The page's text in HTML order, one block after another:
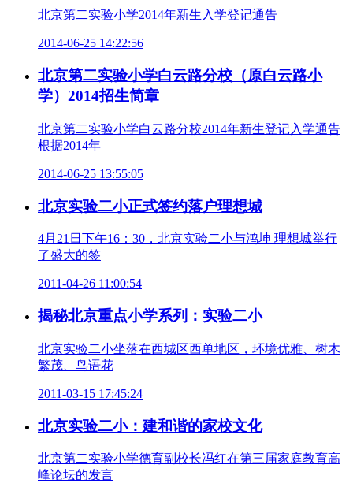
北京第二实验小学2014年新生入学登记通告
2014-06-25 14:22:56
北京第二实验小学白云路分校（原白云路小
学）2014招生简章
北京第二实验小学白云路分校2014年新生登记入学通告
根据2014年
2014-06-25 13:55:05
北京实验二小正式签约落户理想城
4月21日下午16：30，北京实验二小与鸿坤 理想城举行
了盛大的签
2011-04-26 11:00:54
揭秘北京重点小学系列：实验二小
北京实验二小坐落在西城区西单地区，环境优雅、树木
繁茂、鸟语花
2011-03-15 17:45:24
北京实验二小：建和谐的家校文化
北京第二实验小学德育副校长冯红在第三届家庭教育高
峰论坛的发言